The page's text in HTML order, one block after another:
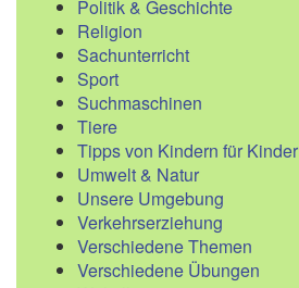
Politik & Geschichte
Religion
Sachunterricht
Sport
Suchmaschinen
Tiere
Tipps von Kindern für Kinder
Umwelt & Natur
Unsere Umgebung
Verkehrserziehung
Verschiedene Themen
Verschiedene Übungen